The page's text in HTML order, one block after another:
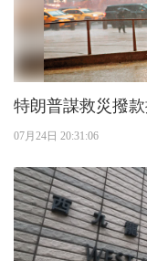
07月24日 20:31:06